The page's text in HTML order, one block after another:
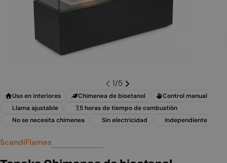
1/5
Uso en interiores Chimenea de bioetanol
Control manual
Llama ajustable
7,5 horas de tiempo de combustión
No se necesita chimenea
Sin electricidad Independiente
ScandiFlames